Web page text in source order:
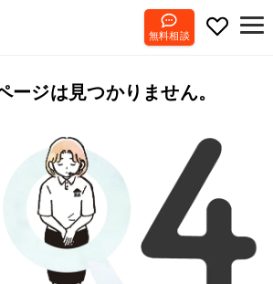
無料相談
ージは見つかりません。